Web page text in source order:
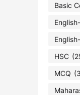
Basic
HSC
MCQ